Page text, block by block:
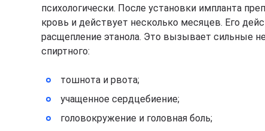
психологически. После установки импланта
кровь и действует несколько месяцев. Его
расщепление этанола. Это вызывает сильные
спиртного:
тошнота и рвота;
учащенное сердцебиение;
головокружение и головная боль;